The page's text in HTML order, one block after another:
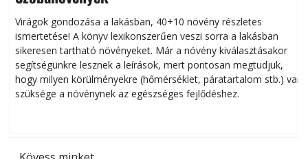
Virágok gondozása a lakásban, 40+10 növény részletes
ismertetése! A könyv lexikonszerűen veszi sorra a lakásban
sikeresen tart­ha­tó növényeket. Már a növény kiválasztásakor
segítségünkre lesznek a leírások, mert pontosan megtudjuk,
hogy milyen körülményekre (hőmérséklet, páratartalom stb.) van
szüksége a növénynek az egészséges fejlődéshez.